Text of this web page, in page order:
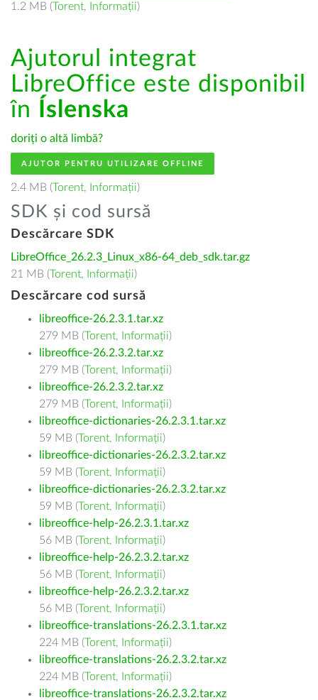
1.2 MB (Torent, Informații)
Ajutorul integrat
LibreOffice este disponibil
în
Íslenska
doriți o altă limbă?
AJUTOR PENTRU UTILIZARE OFFLINE
2.4 MB (Torent, Informații)
SDK și cod sursă
Descărcare SDK
LibreOffice_26.2.3_Linux_x86-64_deb_sdk.tar.gz
21 MB (Torent, Informații)
Descărcare cod sursă
libreoffice-26.2.3.1.tar.xz
279 MB (Torent, Informații)
libreoffice-26.2.3.2.tar.xz
279 MB (Torent, Informații)
libreoffice-26.2.3.2.tar.xz
279 MB (Torent, Informații)
libreoffice-dictionaries-26.2.3.1.tar.xz
59 MB (Torent, Informații)
libreoffice-dictionaries-26.2.3.2.tar.xz
59 MB (Torent, Informații)
libreoffice-dictionaries-26.2.3.2.tar.xz
59 MB (Torent, Informații)
libreoffice-help-26.2.3.1.tar.xz
56 MB (Torent, Informații)
libreoffice-help-26.2.3.2.tar.xz
56 MB (Torent, Informații)
libreoffice-help-26.2.3.2.tar.xz
56 MB (Torent, Informații)
libreoffice-translations-26.2.3.1.tar.xz
224 MB (Torent, Informații)
libreoffice-translations-26.2.3.2.tar.xz
224 MB (Torent, Informații)
libreoffice-translations-26.2.3.2.tar.xz